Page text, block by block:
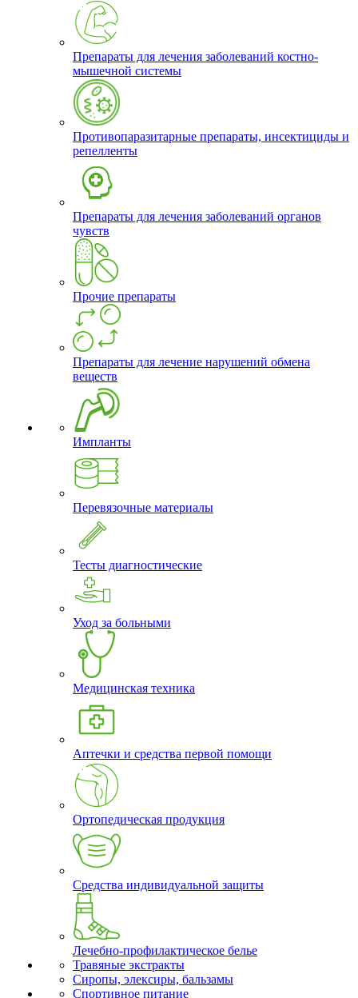
Препараты для лечения заболеваний костно-
мышечной системы
Противопаразитарные препараты, инсектициды и
репелленты
Препараты для лечения заболеваний органов
чувств
Прочие препараты
Препараты для лечение нарушений обмена
веществ
Импланты
Перевязочные материалы
Тесты диагностические
Уход за больными
Медицинская техника
Аптечки и средства первой помощи
Ортопедическая продукция
Средства индивидуальной защиты
Лечебно-профилактическое белье
Травяные экстракты
Сиропы, элексиры, бальзамы
Спортивное питание